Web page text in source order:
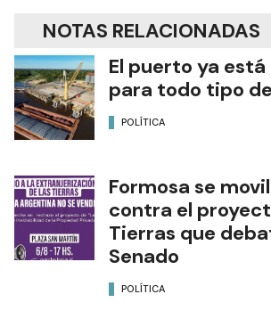
NOTAS RELACIONADAS
El puerto ya
para todo tipo
POLÍTICA
Formosa se
contra el
Tierras que
Senado
POLÍTICA